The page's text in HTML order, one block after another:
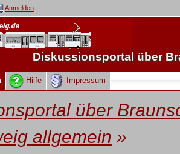
Anmelden
Diskussionsportal über
Hilfe Impressum
über
allgemein »